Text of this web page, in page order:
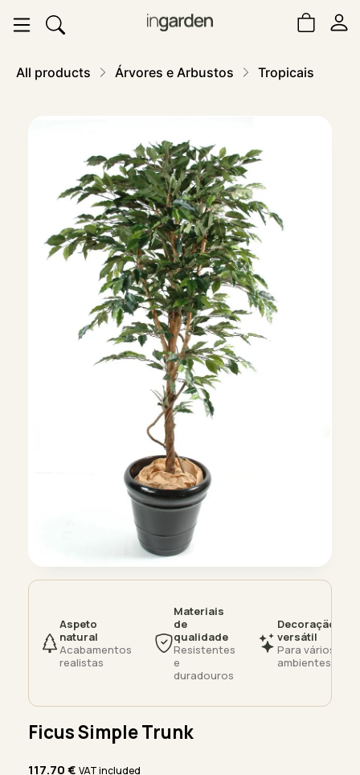
All products Árvores e Arbustos Tropicais
Aspeto
natural
Acabamentos
realistas
Materiais
de
qualidade
Resistentes
e
duradouros
Decoração
versátil
Para vários
ambientes
Ficus Simple Trunk
117.70€ VAT included